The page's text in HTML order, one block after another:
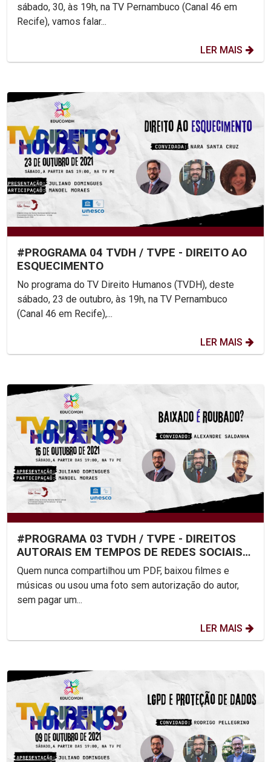
sábado, 30, às 19h, na TV Pernambuco (Canal 46 em
Recife), vamos falar...
LER MAIS
#PROGRAMA 04 TVDH / TVPE - DIREITO AO
ESQUECIMENTO
No programa do TV Direito Humanos (TVDH), deste
sábado, 23 de outubro, às 19h, na TV Pernambuco
(Canal 46 em Recife),...
LER MAIS
#PROGRAMA 03 TVDH / TVPE - DIREITOS
AUTORAIS EM TEMPOS DE REDES SOCIAIS
DIGITAIS
Quem nunca compartilhou um PDF, baixou filmes e
músicas ou usou uma foto sem autorização do autor,
sem pagar um...
LER MAIS